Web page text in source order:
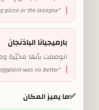
"
pizza or the lasagna
بارميجيانا الباذنجان
انوصفت بأنها مخيّبة
"
was no better.
✅ما يميز المكان